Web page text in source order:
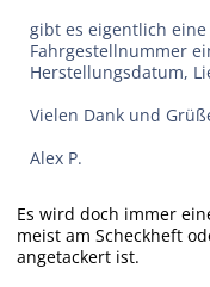
gibt es eigentlich
Fahrgestellnummer
Herstellungsdatum,
Vielen Dank und
Alex P.
Es wird doch immer
meist am Scheckheft
angetackert ist.